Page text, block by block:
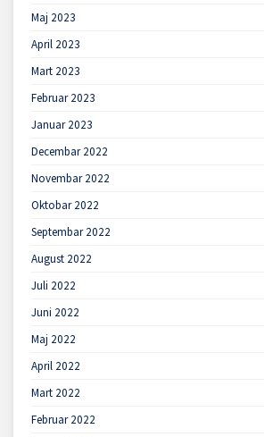
Maj 2023
April 2023
Mart 2023
Februar 2023
Januar 2023
Decembar 2022
Novembar 2022
Oktobar 2022
Septembar 2022
August 2022
Juli 2022
Juni 2022
Maj 2022
April 2022
Mart 2022
Februar 2022